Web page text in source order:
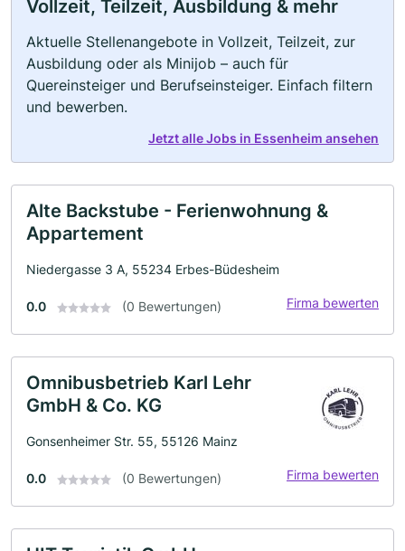
Vollzeit, Teilzeit, Ausbildung & mehr
Aktuelle Stellenangebote in Vollzeit, Teilzeit, zur
Ausbildung oder als Minijob – auch für
Quereinsteiger und Berufseinsteiger. Einfach filtern
und bewerben.
Jetzt alle Jobs in Essenheim ansehen
Alte Backstube - Ferienwohnung &
Appartement
Niedergasse 3 A, 55234 Erbes-Büdesheim
0.0 (0 Bewertungen) Firma bewerten
Omnibusbetrieb Karl Lehr
GmbH & Co. KG
Gonsenheimer Str. 55, 55126 Mainz
0.0 (0 Bewertungen) Firma bewerten